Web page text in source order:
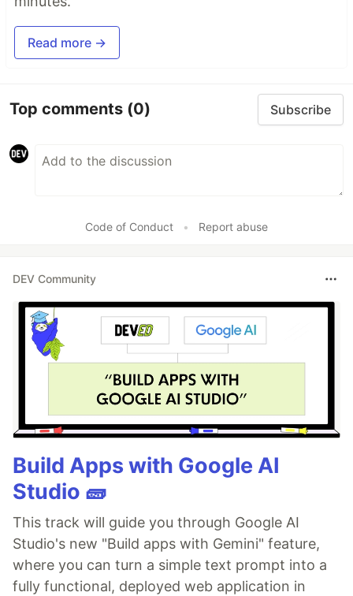
Read more →
Top comments (0) Subscribe
Code of Conduct • Report abuse
DEV Community
Build Apps with Google AI
Studio 🧱
This track will guide you through Google AI
Studio's new "Build apps with Gemini" feature,
where you can turn a simple text prompt into a
fully functional, deployed web application in